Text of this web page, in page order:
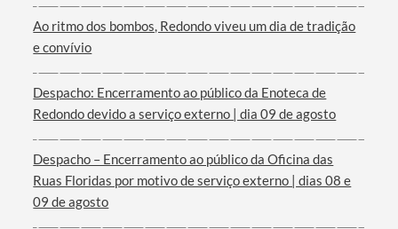
Filtros
Ao ritmo dos bombos, Redondo viveu um dia de tradição
e convívio
Despacho: Encerramento ao público da Enoteca de
Redondo devido a serviço externo | dia 09 de agosto
Despacho – Encerramento ao público da Oficina das
Ruas Floridas por motivo de serviço externo | dias 08 e
09 de agosto